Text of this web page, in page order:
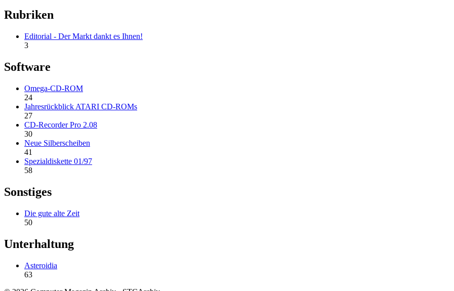
Rubriken
Editorial - Der Markt dankt es Ihnen!
3
Software
Omega-CD-ROM
24
Jahresrückblick ATARI CD-ROMs
27
CD-Recorder Pro 2.08
30
Neue Silberscheiben
41
Spezialdiskette 01/97
58
Sonstiges
Die gute alte Zeit
50
Unterhaltung
Asteroidia
63